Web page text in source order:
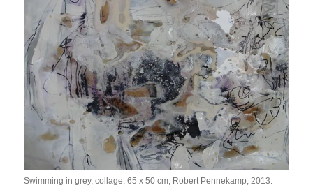
Swimming in grey, collage, 65 x 50 cm, Robert Pennekamp, 2013.